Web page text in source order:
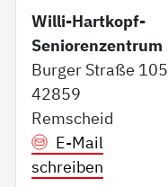
Willi-Hartkopf-
Seniorenzentrum
Burger Straße 105
42859
Remscheid
E-Mail
schreiben